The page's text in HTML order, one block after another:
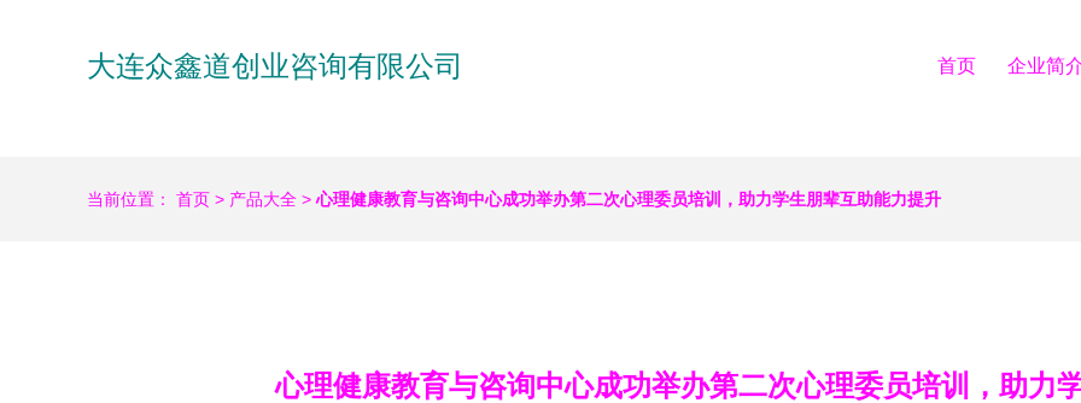
大连众鑫道创业咨询有限公司 首页 企业简
当前位置： 首页 > 产品大全 > 心理健康教育与咨询中心成功举办第二次心理委员培训，助力学生朋辈互助能力提升
心理健康教育与咨询中心成功举办第二次心理委员培训，助力